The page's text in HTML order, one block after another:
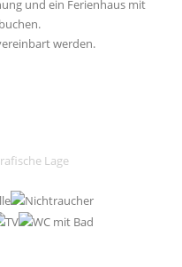
und ein Ferienhaus mit
werden.
Lage